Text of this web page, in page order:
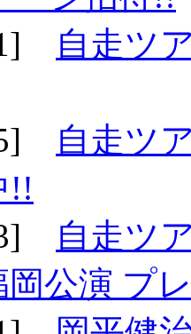
自走ツ
自走ツ
!!
自走ツ
岡公演 プ